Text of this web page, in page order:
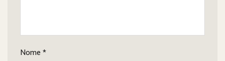
Nome *